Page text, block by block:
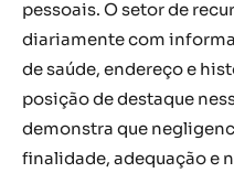
pessoais. O setor de
diariamente com
de saúde, endereço e
posição de destaque
demonstra que
finalidade, adequação e